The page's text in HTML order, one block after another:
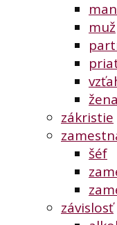
muž
žena
zákristie
šéf
závislosť